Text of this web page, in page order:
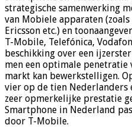
strategische samenwerking
van Mobiele apparaten (zoals
Ericsson etc.) en
T-Mobile, Telefónica,
beschikking over een
men een optimale penetratie
markt kan bewerkstelligen.
vier op de tien Nederlanders
zeer opmerkelijke prestatie
Smartphone in Nederland
door T-Mobile.